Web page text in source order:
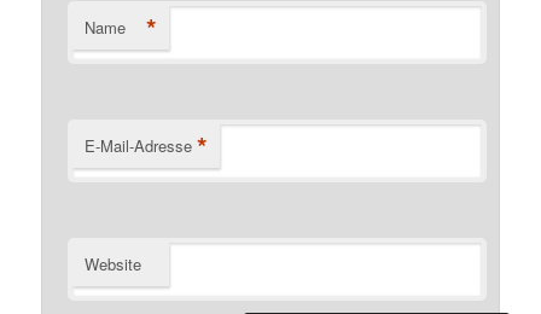
Name *
E-Mail-Adresse *
Website